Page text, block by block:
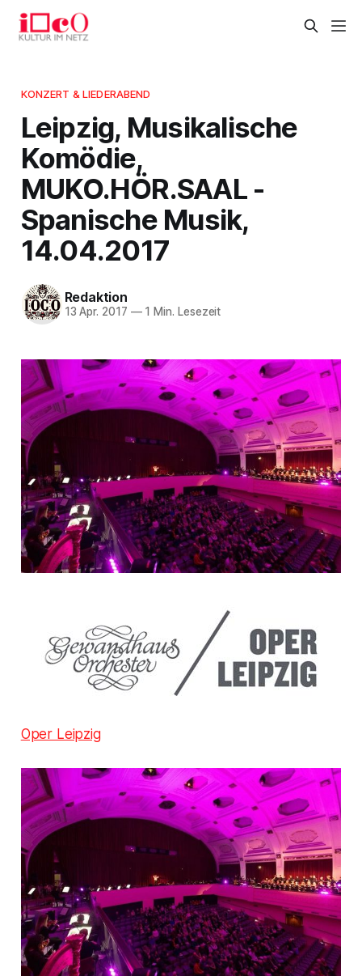
KONZERT & LIEDERABEND
Leipzig, Musikalische
Komödie,
MUKO.HÖR.SAAL -
Spanische Musik,
14.04.2017
Redaktion
13 Apr. 2017 —1 Min. Lesezeit
Oper Leipzig